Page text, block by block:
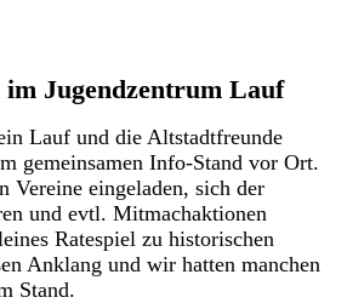
im Jugendzentrum Lauf
Lauf und die Altstadtfreunde
gemeinsamen Info-Stand vor Ort.
Vereine eingeladen, sich der
und evtl. Mitmachaktionen
Ratespiel zu historischen
Anklang und wir hatten manchen
Stand.